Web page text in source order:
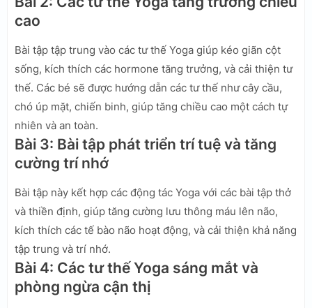
cao
Bài tập tập trung vào các tư thế Yoga giúp kéo giãn cột
sống, kích thích các hormone tăng trưởng, và cải thiện tư
thế. Các bé sẽ được hướng dẫn các tư thế như cây cầu,
chó úp mặt, chiến binh, giúp tăng chiều cao một cách tự
nhiên và an toàn.
Bài 3: Bài tập phát triển trí tuệ và tăng
cường trí nhớ
Bài tập này kết hợp các động tác Yoga với các bài tập thở
và thiền định, giúp tăng cường lưu thông máu lên não,
kích thích các tế bào não hoạt động, và cải thiện khả năng
tập trung và trí nhớ.
Bài 4: Các tư thế Yoga sáng mắt và
phòng ngừa cận thị